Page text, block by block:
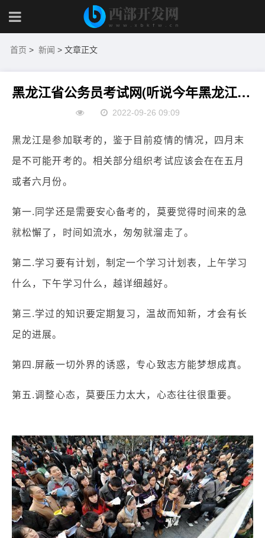
首页 > 新闻 > 文章正文
黑龙江省公务员考试网(听说今年黑龙江省考会五月份考试，是真的吗)
2022-09-26 09:09
黑龙江是参加联考的，鉴于目前疫情的情况，四月末
是不可能开考的。相关部分组织考试应该会在在五月
或者六月份。
第一.同学还是需要安心备考的，莫要觉得时间来的急
就松懈了，时间如流水，匆匆就溜走了。
第二.学习要有计划，制定一个学习计划表，上午学习
什么，下午学习什么，越详细越好。
第三.学过的知识要定期复习，温故而知新，才会有长
足的进展。
第四.屏蔽一切外界的诱惑，专心致志方能梦想成真。
第五.调整心态，莫要压力太大，心态往往很重要。